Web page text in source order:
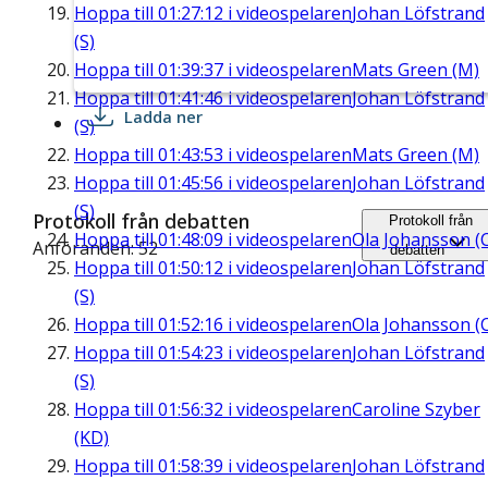
Hoppa till 01:27:12 i videospelarenJohan Löfstrand
(S)
Hoppa till 01:39:37 i videospelarenMats Green (M)
Hoppa till01:41:46i videospelarenJohan Löfstrand
(S)
Hoppa till 01:43:53 i videospelarenMats Green (M)
Hoppa till 01:45:56 i videospelarenJohan Löfstrand
(S)
Hoppa till01:48:09 i videospelarenOla Johansson
Hoppa till 01:50:12 i videospelarenJohan Löfstrand
(S)
Hoppa till 01:52:16 i videospelarenOla Johansson
Hoppa till 01:54:23 i videospelarenJohan Löfstrand
(S)
Hoppa till 01:56:32 i videospelarenCaroline Szyber
(KD)
Hoppa till 01:58:39 i videospelarenJohan Löfstrand
Ladda ner
Protokoll från debatten
Anföranden: 52
Protokoll från
debatten